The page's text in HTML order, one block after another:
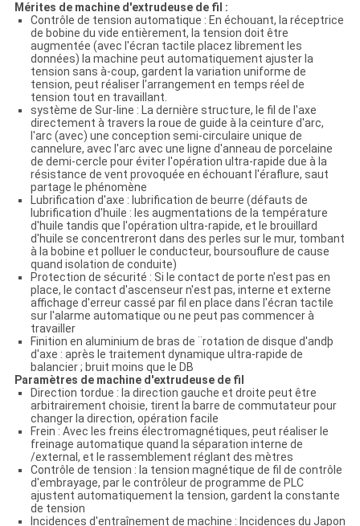
Mérites de machine d'extrudeuse de fil :
Contrôle de tension automatique : En échouant, la réceptrice
de bobine du vide entièrement, la tension doit être
augmentée (avec l'écran tactile placez librement les
données) la machine peut automatiquement ajuster la
tension sans à-coup, gardent la variation uniforme de
tension, peut réaliser l'arrangement en temps réel de
tension tout en travaillant.
système de Sur-line : La dernière structure, le fil de l'axe
directement à travers la roue de guide à la ceinture d'arc,
l'arc (avec) une conception semi-circulaire unique de
cannelure, avec l'arc avec une ligne d'anneau de porcelaine
de demi-cercle pour éviter l'opération ultra-rapide due à la
résistance de vent provoquée en échouant l'éraflure, saut
partage le phénomène
Lubrification d'axe : lubrification de beurre (défauts de
lubrification d'huile : les augmentations de la température
d'huile tandis que l'opération ultra-rapide, et le brouillard
d'huile se concentreront dans des perles sur le mur, tombant
à la bobine et polluer le conducteur, boursouflure de cause
quand isolation de conduite)
Protection de sécurité : Si le contact de porte n'est pas en
place, le contact d'ascenseur n'est pas, interne et externe
affichage d'erreur cassé par fil en place dans l'écran tactile
sur l'alarme automatique ou ne peut pas commencer à
travailler
Finition en aluminium de bras de ¨rotation de disque d'andþ
d'axe : après le traitement dynamique ultra-rapide de
balancier ; bruit moins que le DB
Paramètres de machine d'extrudeuse de fil
Direction tordue : la direction gauche et droite peut être
arbitrairement choisie, tirent la barre de commutateur pour
changer la direction, opération facile
Frein : Avec les freins électromagnétiques, peut réaliser le
freinage automatique quand la séparation interne de
/external, et le rassemblement réglant des mètres
Contrôle de tension : la tension magnétique de fil de contrôle
d'embrayage, par le contrôleur de programme de PLC
ajustent automatiquement la tension, gardent la constante
de tension
Incidences d'entraînement de machine : Incidences du Japon